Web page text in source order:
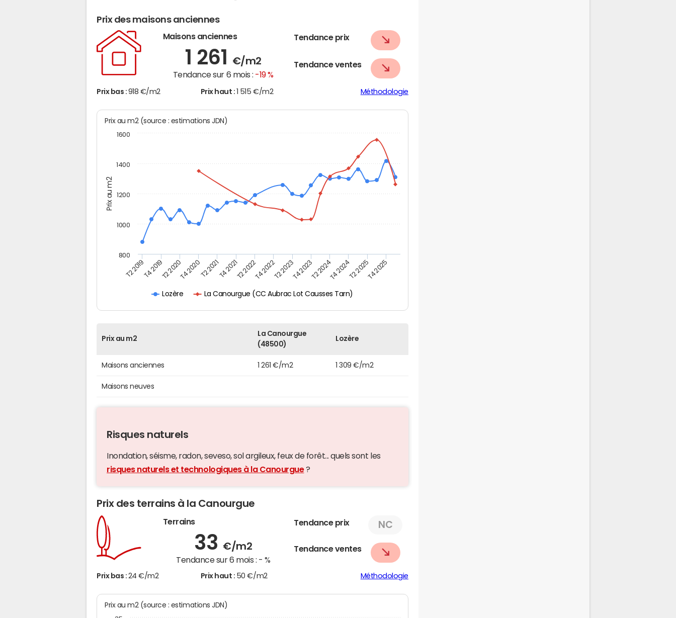
Prix des maisons anciennes
Maisons anciennes
1 261 €/m2
Tendance sur 6 mois : -19 %
Tendance prix
Tendance ventes
Prix bas : 918 €/m2 Prix haut : 1 515 €/m2 Méthodologie
Prix au m2
Prix au m2 (source : estimations JDN)
Lozère La Canourgue (CC Aubrac Lot Causses Tarn)
T2 2019T4 2019T2 2020T4 2020T2 2021T4 2021T2 2022T4 2022T2 2023T4 2023T2 2024T4 2024T2 2025T4 2025
800
1000
1200
1400
1600
Prix au m2
La Canourgue
(48500)
Lozère
Maisons anciennes 1 261 €/m2 1 309 €/m2
Maisons neuves
Risques naturels
Inondation, séisme, radon, seveso, sol argileux, feux de forêt... quels sont les
risques naturels et technologiques à la Canourgue?
Prix des terrains à la Canourgue
Terrains
33 €/m2
Tendance sur 6 mois : - %
Tendance prix NC
Tendance ventes
Prix bas : 24 €/m2 Prix haut : 50 €/m2 Méthodologie
Prix au m2 (source : estimations JDN)